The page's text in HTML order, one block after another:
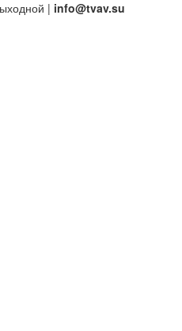
| info@tvav.su